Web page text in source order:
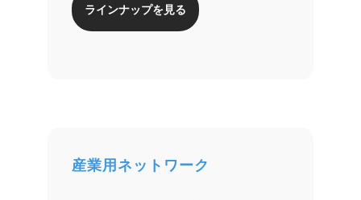
ラインナップを見る
産業用ネットワーク